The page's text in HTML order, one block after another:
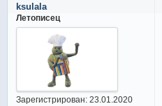
ksulala
Летописец
Зарегистрирован: 23.01.2020